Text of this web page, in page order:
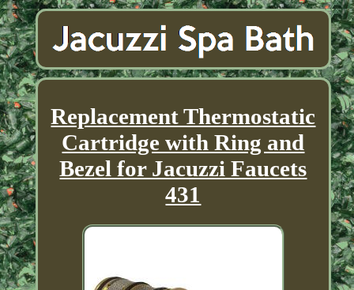
Replacement Thermostatic
Cartridge with Ring and
Bezel for Jacuzzi Faucets
431